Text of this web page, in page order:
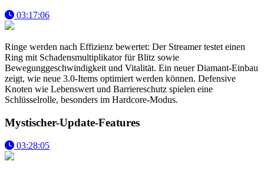
03:17:06
Ringe werden nach Effizienz bewertet: Der Streamer testet einen
Ring mit Schadensmultiplikator für Blitz sowie
Bewegunggeschwindigkeit und Vitalität. Ein neuer Diamant-Einbau
zeigt, wie neue 3.0-Items optimiert werden können. Defensive
Knoten wie Lebenswert und Barriereschutz spielen eine
Schlüsselrolle, besonders im Hardcore-Modus.
Mystischer-Update-Features
03:28:05